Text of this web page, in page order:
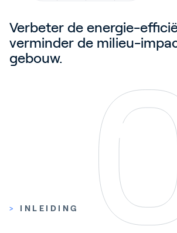
Customer Stories
Partners
Academy
Inloggen
Nederlands
Verbeter de energie-
verminder de milieu-
gebouw.
> INLEIDING